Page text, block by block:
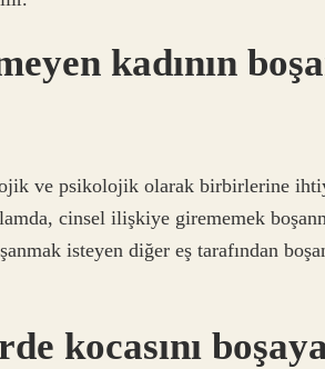
kadının
ve psikolojik olarak birbirlerine
cinsel ilişkiye girememek
isteyen diğer eş tarafından
kocasını